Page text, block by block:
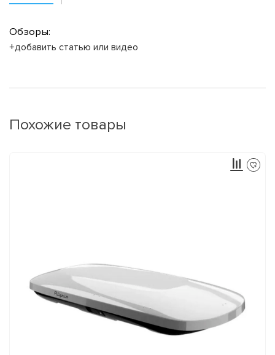
Обзоры:
+добавить статью или видео
Похожие товары